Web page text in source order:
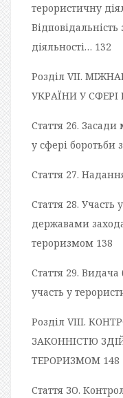
терористичну
діяльності… 132
Розділ VII.
УКРАЇНИ У
Стаття 26. Засади
у сфері боротьби
Стаття 27.
Стаття 28.
державами
тероризмом 138
Стаття 29.
участь у
Розділ VIII.
ЗАКОННІСТЮ
ТЕРОРИЗМОМ 148
Стаття ЗО.